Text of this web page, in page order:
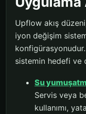
Upflow akış
iyon değişim
konfigürasyonudur.
sistemin hedefi ve
Su
Servis veya
kullanımı,